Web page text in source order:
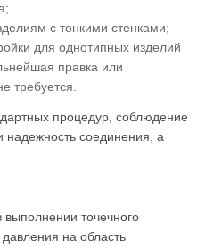
с тонкими стенками;
для однотипных изделий
правка или
требуется.
процедур, соблюдение
надежность соединения, а
выполнении точечного
на область